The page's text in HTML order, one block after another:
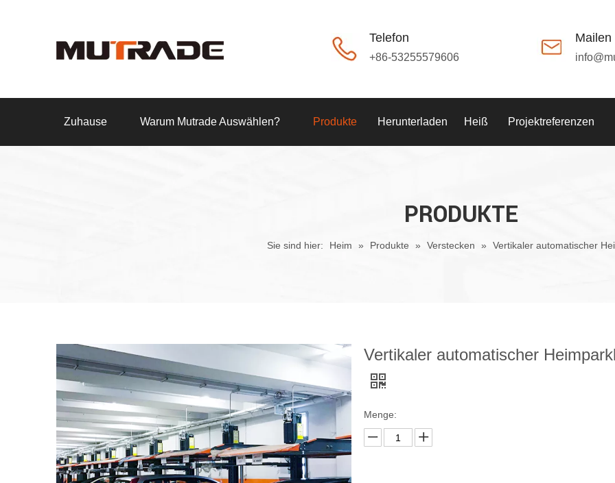
Telefon
+86-53255579606
Mailen
Zuhause Warum Mutrade Auswählen? Produkte Herunterladen Heiß Projektreferenzen
PRODUKTE
Sie sind hier: Heim » Produkte » Verstecken » Vertikaler automatischer
Vertikaler automatischer
Menge: